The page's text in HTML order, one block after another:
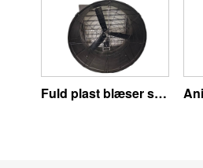
Fuld plast blæser serie